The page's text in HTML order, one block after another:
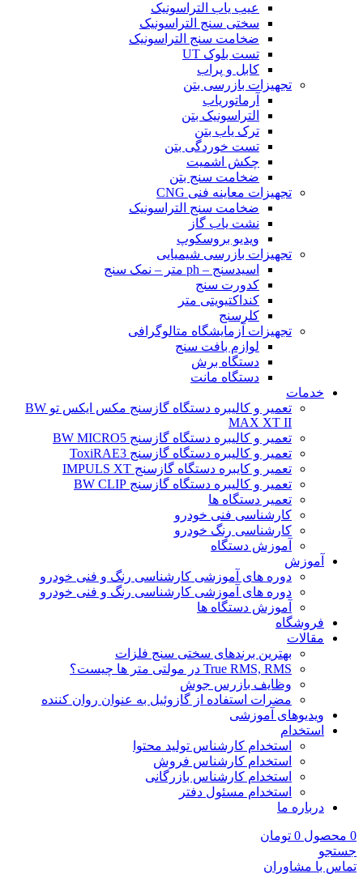
عیب یاب التراسونیک
سختی سنج التراسونیک
ضخامت سنج التراسونیک
تست بلوک UT
کابل و پراب
تجهیزات بازرسی بتن
آرماتوریاب
التراسونیک بتن
ترک یاب بتن
تست خوردگی بتن
چکش اشمیت
ضخامت سنج بتن
تجهیزات معاینه فنی CNG
ضخامت سنج التراسونیک
نشت یاب گاز
ویدیو بروسکوپ
تجهیزات بازرسی شیمیایی
اسیدسنج – ph متر – نمک سنج
کدورت سنج
کنداکتیویتی متر
کلرسنج
تجهیزات آزمایشگاه متالوگرافی
لوازم بافت سنج
دستگاه برش
دستگاه مانت
خدمات
تعمیر و کالیبره دستگاه گازسنج مکس ایکس تو BW
MAX XT II
تعمیر و کالیبره دستگاه گازسنج BW MICRO5
تعمیر و کالیبره دستگاه گازسنج ToxiRAE3
تعمیر و کایبره دستگاه گازسنج IMPULS XT
تعمیر و کالیبره دستگاه گازسنج BW CLIP
تعمیر دستگاه ها
کارشناسی فنی خودرو
کارشناسی رنگ خودرو
آموزش دستگاه
آموزش
دوره های آموزشی کارشناسی رنگ و فنی خودرو
دوره های آموزشی کارشناسی رنگ و فنی خودرو
آموزش دستگاه ها
فروشگاه
مقالات
بهترین برندهای سختی سنج فلزات
True RMS, RMS در مولتی متر ها چیست؟
وظایف بازرس جوش
مضرات استفاده از گازوئیل به عنوان روان کننده
ویدیوهای آموزشی
استخدام
استخدام کارشناس تولید محتوا
استخدام کارشناس فروش
استخدام کارشناس بازرگانی
استخدام مسئول دفتر
درباره ما
0 محصول 0 تومان
جستجو
تماس با مشاوران